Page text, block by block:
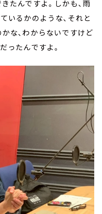
たんですよ。しかも、雨
いるかのような、それと
な、わからないですけど
ったんですよ。